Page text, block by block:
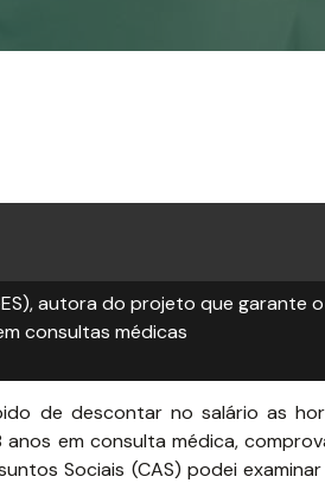
ES), autora do projeto que
consultas médicas
de descontar no salário as
anos em consulta médica,
Sociais (CAS) podei